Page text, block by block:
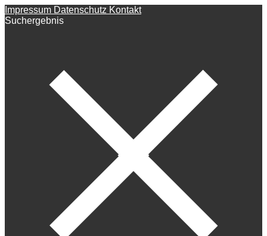
Impressum Datenschutz Kontakt
Suchergebnis